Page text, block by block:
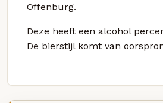
Offenburg.
Deze heeft een alcohol
De bierstijl komt van